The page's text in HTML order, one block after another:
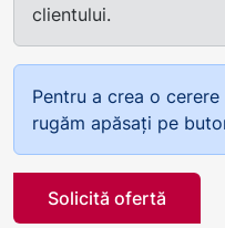
clientului.
Pentru a crea o cerere
rugăm apăsați pe
Solicită ofertă